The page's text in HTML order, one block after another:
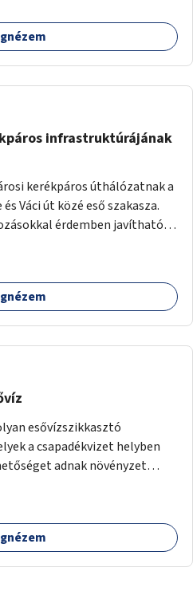
infrastruktúrájának
kerékpáros úthálózatnak a
Váci út közé eső szakasza.
érdemben javítható
esővízszikkasztó
a csapadékvizet helyben
adnak növényzet